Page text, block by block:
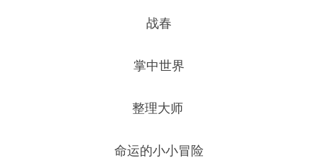
战春
掌中世界
整理大师
命运的小小冒险